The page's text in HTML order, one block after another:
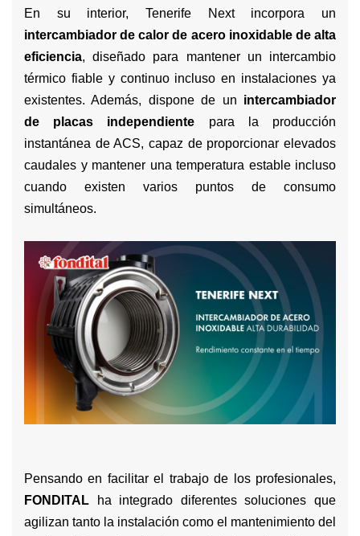
En su interior, Tenerife Next incorpora un
intercambiador de calor de acero inoxidable de alta
eficiencia, diseñado para mantener un intercambio
térmico fiable y continuo incluso en instalaciones ya
existentes. Además, dispone de un intercambiador
de placas independiente para la producción
instantánea de ACS, capaz de proporcionar elevados
caudales y mantener una temperatura estable incluso
cuando existen varios puntos de consumo
simultáneos.
Pensando en facilitar el trabajo de los profesionales,
FONDITAL ha integrado diferentes soluciones que
agilizan tanto la instalación como el mantenimiento del